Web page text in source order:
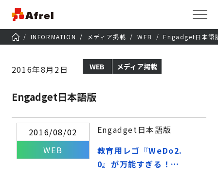
INFORMATION メディア掲載 WEB Engadget日本語
2016年8月2日 WEB メディア掲載
Engadget日本語版
2016/08/02
WEB
Engadget日本語版
教育用レゴ『WeDo2.
0』が万能すぎる！こ